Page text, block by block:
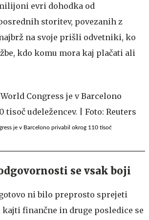
evri dohodka od
storitev, povezanih z
najbrž na svoje prišli odvetniki, ko
kdo komu mora kaj plačati ali
je v Barcelono privabil okrog 110 tisoč
se vsak boji
ni bilo preprosto sprejeti
kajti finančne in druge posledice se